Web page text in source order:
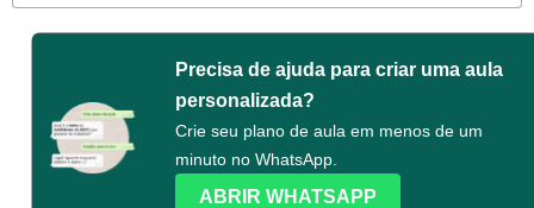
Precisa de ajuda para criar uma aula
personalizada?
Crie seu plano de aula em menos de um
minuto no WhatsApp.
ABRIR WHATSAPP